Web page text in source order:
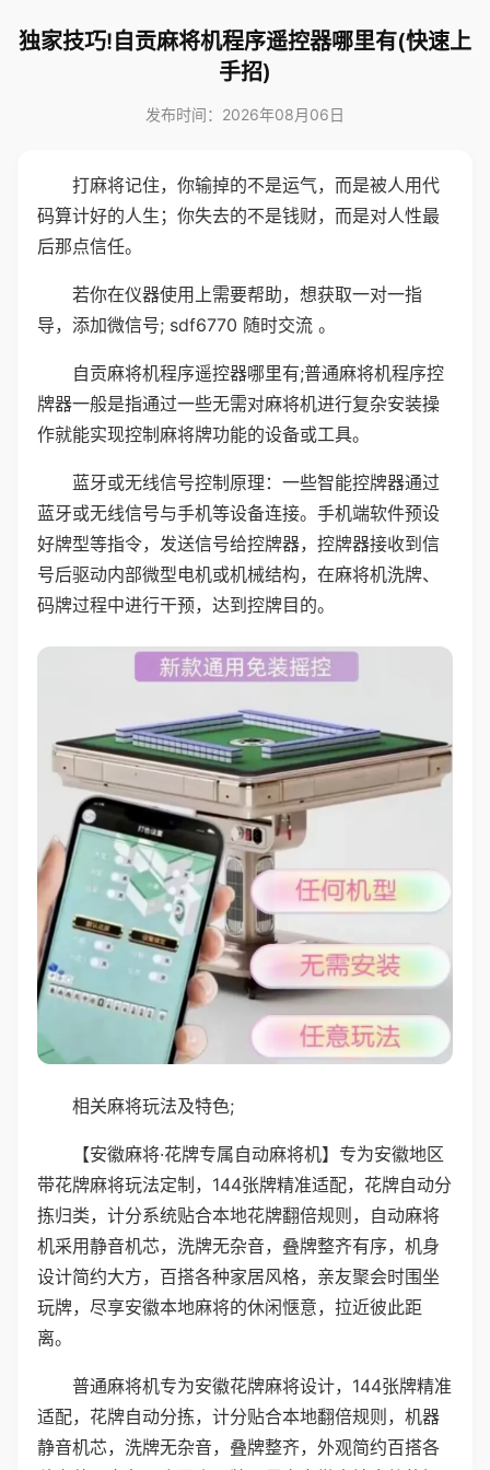
独家技巧!自贡麻将机程序遥控器哪里有(快速上
手招)
发布时间：2026年08月06日
打麻将记住，你输掉的不是运气，而是被人用代
码算计好的人生；你失去的不是钱财，而是对人性最
后那点信任。
若你在仪器使用上需要帮助，想获取一对一指
导，添加微信号; sdf6770 随时交流 。
自贡麻将机程序遥控器哪里有;普通麻将机程序控
牌器一般是指通过一些无需对麻将机进行复杂安装操
作就能实现控制麻将牌功能的设备或工具。
蓝牙或无线信号控制原理：一些智能控牌器通过
蓝牙或无线信号与手机等设备连接。手机端软件预设
好牌型等指令，发送信号给控牌器，控牌器接收到信
号后驱动内部微型电机或机械结构，在麻将机洗牌、
码牌过程中进行干预，达到控牌目的。
相关麻将玩法及特色;
【安徽麻将·花牌专属自动麻将机】专为安徽地区
带花牌麻将玩法定制，144张牌精准适配，花牌自动分
拣归类，计分系统贴合本地花牌翻倍规则，自动麻将
机采用静音机芯，洗牌无杂音，叠牌整齐有序，机身
设计简约大方，百搭各种家居风格，亲友聚会时围坐
玩牌，尽享安徽本地麻将的休闲惬意，拉近彼此距
离。
普通麻将机专为安徽花牌麻将设计，144张牌精准
适配，花牌自动分拣，计分贴合本地翻倍规则，机器
静音机芯，洗牌无杂音，叠牌整齐，外观简约百搭各